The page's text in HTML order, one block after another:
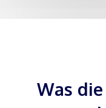
READ MORE